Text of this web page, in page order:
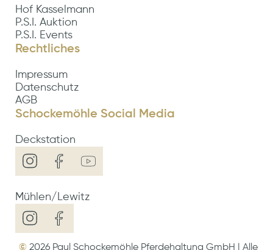
Hof Kasselmann
P.S.I. Auktion
P.S.I. Events
Rechtliches
Impressum
Datenschutz
AGB
Schockemöhle Social Media
Deckstation
Mühlen/Lewitz
© 2026Paul Schockemöhle Pferdehaltung GmbH | Alle